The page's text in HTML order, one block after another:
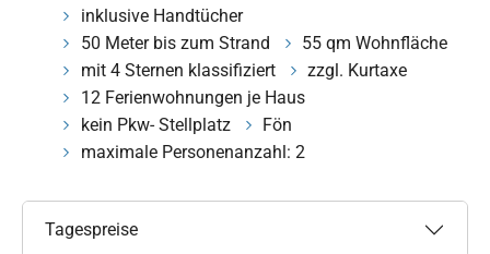
inklusive Handtücher
50 Meter bis zum Strand
55 qm Wohnfläche
mit 4 Sternen klassifiziert
zzgl. Kurtaxe
12 Ferienwohnungen je Haus
kein Pkw- Stellplatz
Fön
maximale Personenanzahl: 2
Tagespreise